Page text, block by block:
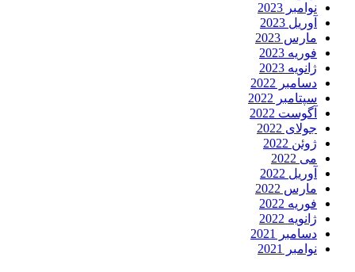
نوامبر 2023
آوریل 2023
مارس 2023
فوریه 2023
ژانویه 2023
دسامبر 2022
سپتامبر 2022
آگوست 2022
جولای 2022
ژوئن 2022
می 2022
آوریل 2022
مارس 2022
فوریه 2022
ژانویه 2022
دسامبر 2021
نوامبر 2021